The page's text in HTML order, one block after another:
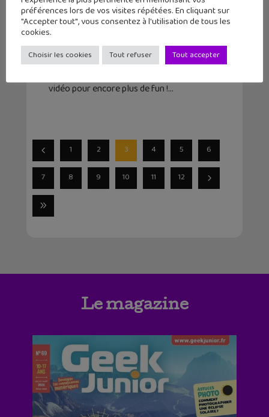
De nouveaux niveaux speedrun
d’Astro Bot chaque semaine !
Astrobot semble devenir le jeu de l'année
2024. Et bonne nouvelle, de contenus
vidéo pour encore plus de fun !
1 2 3 4 5 6
7 8 9 10 11 12
Le magazine
préférences lors de vos visites répétées. En cliquant sur
"Accepter tout", vous consentez à l'utilisation de tous les
cookies.
Choisir les cookies Tout refuser Tout accepter